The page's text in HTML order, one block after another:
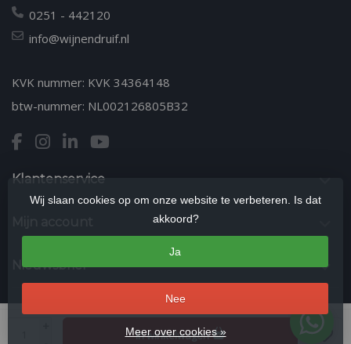
In winkelwagen
0251 - 442120
info@wijnendruif.nl
KVK nummer: KVK 34364148
btw-nummer: NL002126805B32
Klantenservice
Nieuwsbrief
Wij slaan cookies op om onze website te verbeteren. Is dat
akkoord?
Ja
Nee
Meer over cookies »
© Copyright 2026 Wijn en Druif | Kwaliteitswijnen & Wijnproeverijen in
- Theme byFrontlabel- Powered by Lightspeed